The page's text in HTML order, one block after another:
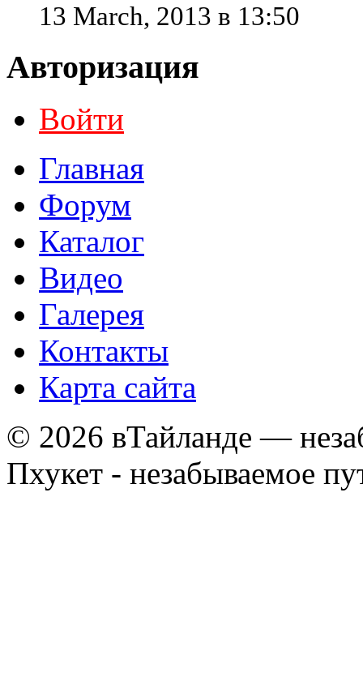
13 March, 2013 в 13:50
Авторизация
Войти
Главная
Форум
Каталог
Видео
Галерея
Контакты
Карта сайта
© 2026 вТайланде —
Пхукет - незабываемое